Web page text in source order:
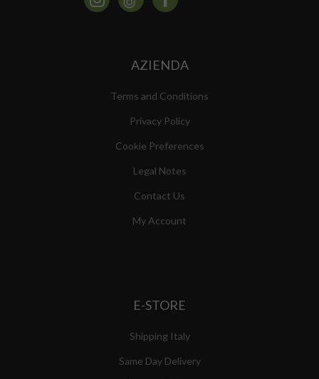
AZIENDA
Terms and Conditions
Privacy Policy
Cookie Preferences
Legal Notes
Contact Us
My Account
E-STORE
Shipping Italy
Same Day Delivery